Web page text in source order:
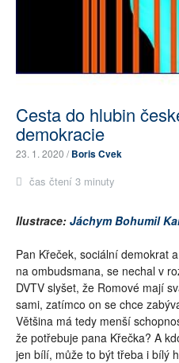
Cesta do hlubin
demokracie
23. 1. 2020 /Boris Cvek
čas čtení 3 minuty
Ilustrace: Jáchym Bohumil
Pan Křeček, sociální demokrat
na ombudsmana, se nechal v
DVTV slyšet, že Romové mají
sami, zatímco on se chce
Většina má tedy menší
že potřebuje pana Křečka? A
jen bílí, může to být třeba i bílý